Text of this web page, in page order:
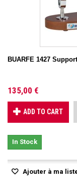
BUARFE 1427
135,00 €
ADD TO CART
In Stock
Ajouter à ma